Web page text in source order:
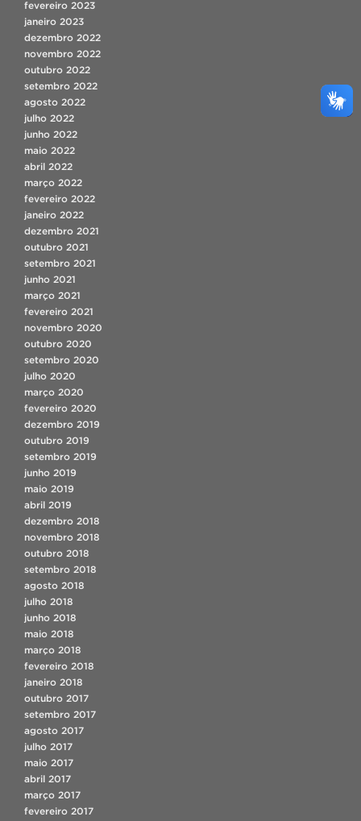
fevereiro 2023
janeiro 2023
dezembro 2022
novembro 2022
outubro 2022
setembro 2022
agosto 2022
julho 2022
junho 2022
maio 2022
abril 2022
março 2022
fevereiro 2022
janeiro 2022
dezembro 2021
outubro 2021
setembro 2021
junho 2021
março 2021
fevereiro 2021
novembro 2020
outubro 2020
setembro 2020
julho 2020
março 2020
fevereiro 2020
dezembro 2019
outubro 2019
setembro 2019
junho 2019
maio 2019
abril 2019
dezembro 2018
novembro 2018
outubro 2018
setembro 2018
agosto 2018
julho 2018
junho 2018
maio 2018
março 2018
fevereiro 2018
janeiro 2018
outubro 2017
setembro 2017
agosto 2017
julho 2017
maio 2017
abril 2017
março 2017
fevereiro 2017